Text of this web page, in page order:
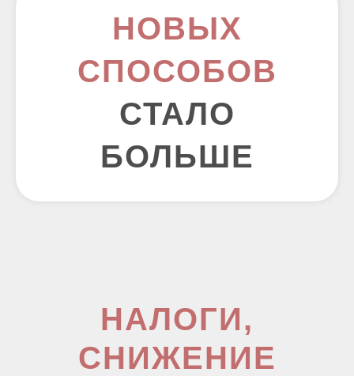
НОВЫХ
СПОСОБОВ
СТАЛО
БОЛЬШЕ
НАЛОГИ,
СНИЖЕНИЕ